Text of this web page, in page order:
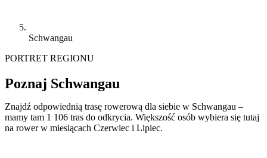
Schwangau
PORTRET REGIONU
Poznaj Schwangau
Znajdź odpowiednią trasę rowerową dla siebie w Schwangau –
mamy tam 1 106 tras do odkrycia. Większość osób wybiera się tutaj
na rower w miesiącach Czerwiec i Lipiec.